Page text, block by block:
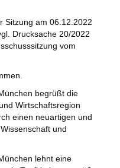
Sitzung am 06.12.2022
Drucksache 20/2022
vom
begrüßt die
Wirtschaftsregion
einen neuartigen und
und
lehnt eine